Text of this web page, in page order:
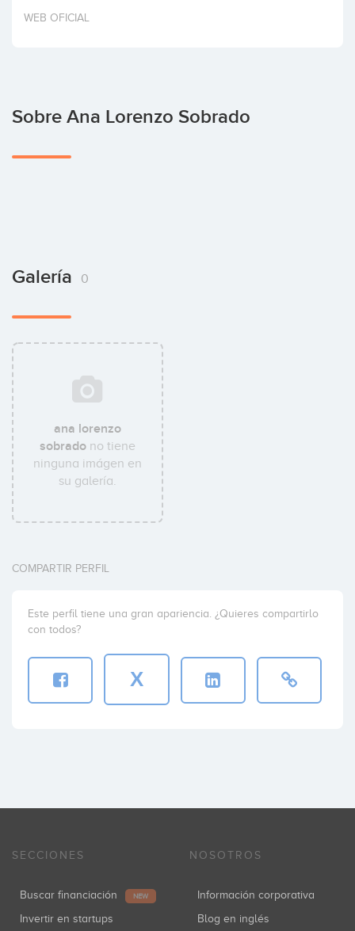
Invertir
WEB OFICIAL
Sobre Ana Lorenzo Sobrado
Galería 0
ana lorenzo
sobrado no tiene
ninguna imágen en
su galería.
COMPARTIR PERFIL
Este perfil tiene una gran apariencia. ¿Quieres compartirlo
con todos?
X
SECCIONES
Buscar financiación NEW
Invertir en startups
NOSOTROS
Información corporativa
Blog en inglés